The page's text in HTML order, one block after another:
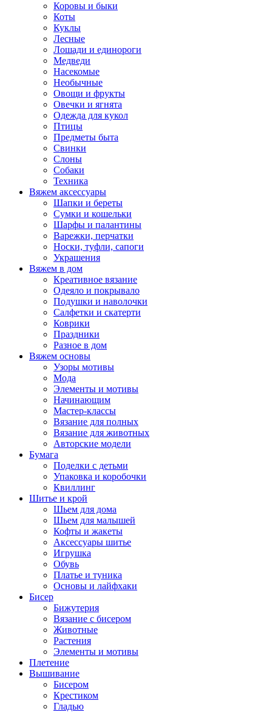
Коровы и быки
Коты
Куклы
Лесные
Лошади и единороги
Медведи
Насекомые
Необычные
Овощи и фрукты
Овечки и ягнята
Одежда для кукол
Птицы
Предметы быта
Свинки
Слоны
Собаки
Техника
Вяжем аксессуары
Шапки и береты
Сумки и кошельки
Шарфы и палантины
Варежки, перчатки
Носки, туфли, сапоги
Украшения
Вяжем в дом
Креативное вязание
Одеяло и покрывало
Подушки и наволочки
Салфетки и скатерти
Коврики
Праздники
Разное в дом
Вяжем основы
Узоры мотивы
Мода
Элементы и мотивы
Начинающим
Мастер-классы
Вязание для полных
Вязание для животных
Авторские модели
Бумага
Поделки с детьми
Упаковка и коробочки
Квиллинг
Шитье и крой
Шьем для дома
Шьем для малышей
Кофты и жакеты
Аксессуары шитье
Игрушка
Обувь
Платье и туника
Основы и лайфхаки
Бисер
Бижутерия
Вязание с бисером
Животные
Растения
Элементы и мотивы
Плетение
Вышивание
Бисером
Крестиком
Гладью